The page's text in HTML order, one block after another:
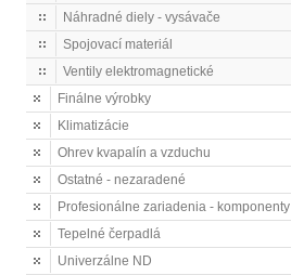
Náhradné diely - vysávače
Spojovací materiál
Ventily elektromagnetické
Finálne výrobky
Klimatizácie
Ohrev kvapalín a vzduchu
Ostatné - nezaradené
Profesionálne zariadenia - komponenty
Tepelné čerpadlá
Univerzálne ND